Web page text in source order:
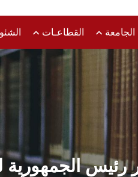
القطاعـات
الجمهورية